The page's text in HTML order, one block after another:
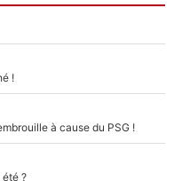
!
à cause du PSG !
?